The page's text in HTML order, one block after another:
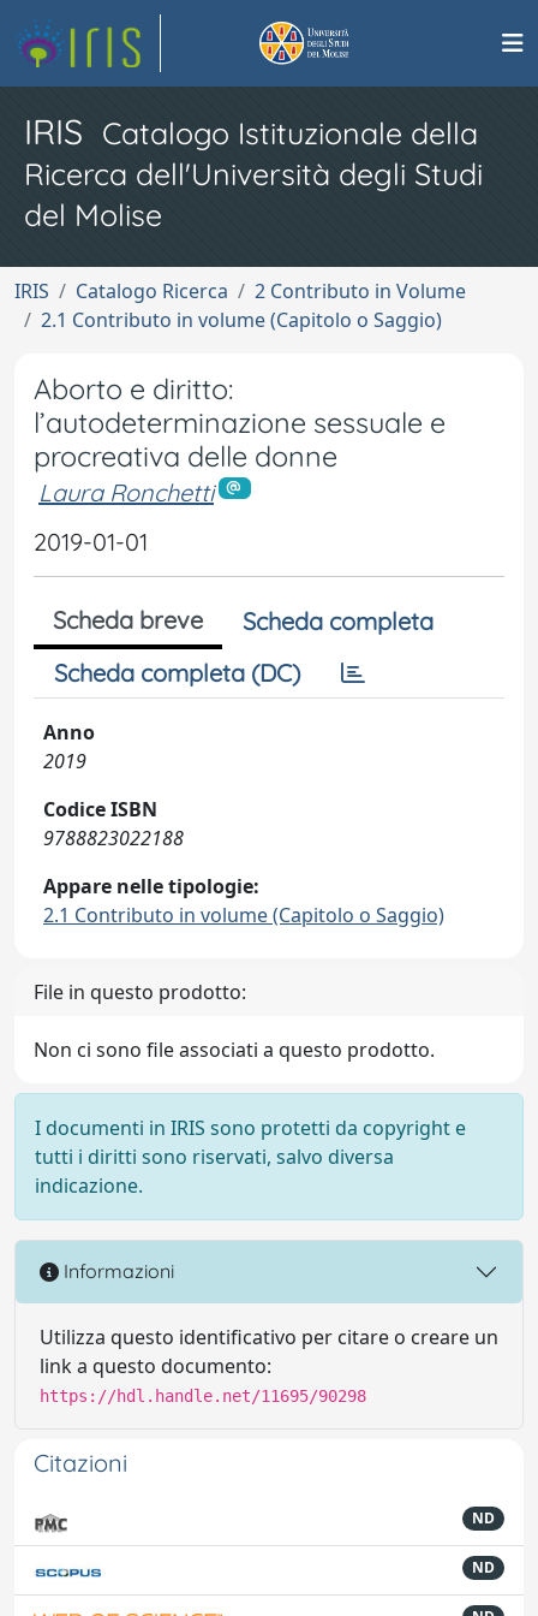
IRIS Catalogo Istituzionale della
Ricerca dell'Università degli Studi
del Molise
IRIS Catalogo Ricerca
2 Contributo in Volume
2.1 Contributo in volume (Capitolo o Saggio)
Aborto e diritto:
l’autodeterminazione sessuale e
procreativa delle donne
Laura Ronchetti
2019-01-01
Scheda breve
Scheda completa
Scheda completa (DC)
Anno
2019
Codice ISBN
9788823022188
Appare nelle tipologie:
2.1 Contributo in volume (Capitolo o Saggio)
File in questo prodotto:
Non ci sono file associati a questo prodotto.
I documenti in IRIS sono protetti da copyright e
tutti i diritti sono riservati, salvo diversa
indicazione.
Informazioni
Utilizza questo identificativo per citare o creare un
link a questo documento:
https://hdl.handle.net/11695/90298
Citazioni
ND
ND